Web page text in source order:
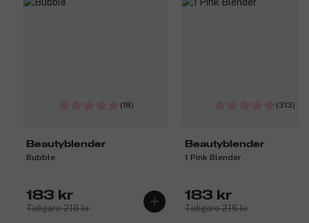
(18)
Beautyblender
Bubble
183 kr
Tidigare 216 kr
(313)
Beautyblender
1 Pink Blender
183 kr
Tidigare 216 kr